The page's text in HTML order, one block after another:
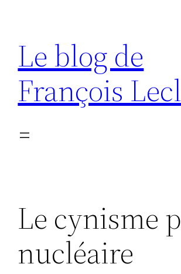
contenu
Le blog de
François
Le cynisme
nucléaire